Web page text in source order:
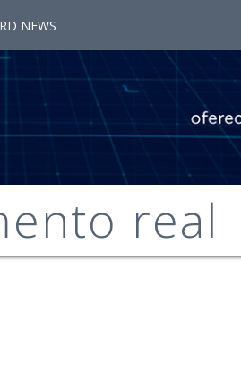
NEWS
real